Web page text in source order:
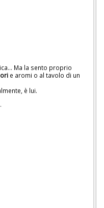
Ma la sento proprio
e aromi o al tavolo di un
è lui.